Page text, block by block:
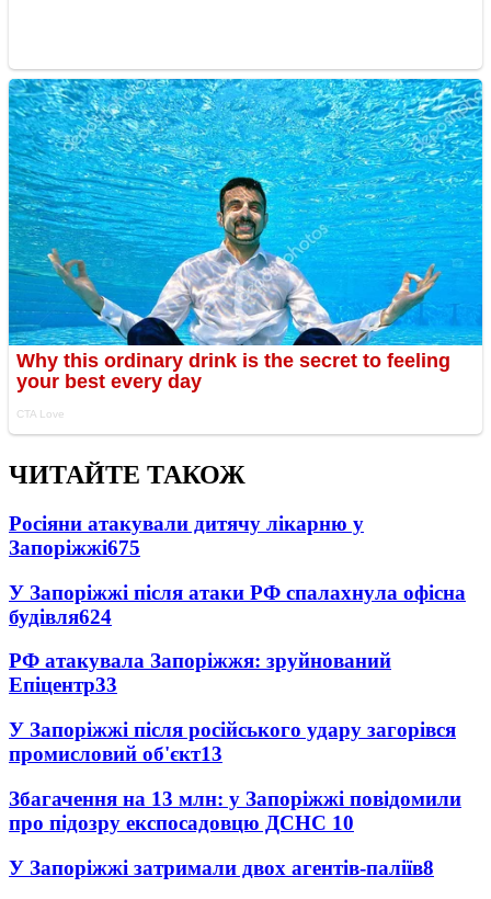
ЧИТАЙТЕ ТАКОЖ
Росіяни атакували дитячу лікарню у
Запоріжжі675
У Запоріжжі після атаки РФ спалахнула офісна
будівля624
РФ атакувала Запоріжжя: зруйнований
Епіцентр33
У Запоріжжі після російського удару загорівся
промисловий об'єкт13
Збагачення на 13 млн: у Запоріжжі повідомили
про підозру експосадовцю ДСНС 10
У Запоріжжі затримали двох агентів-паліїв8